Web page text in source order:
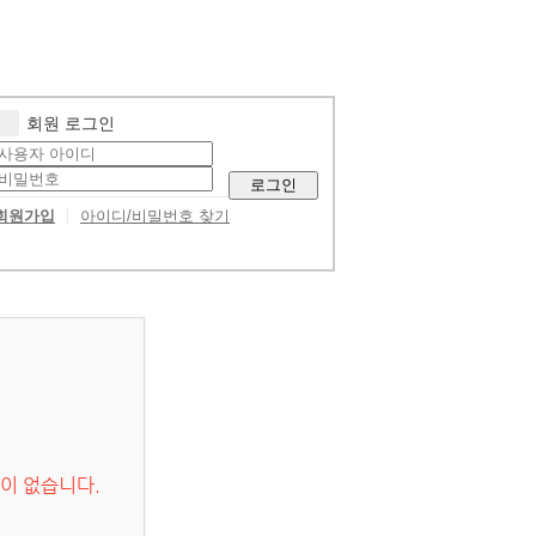
회원 로그인
로그인
원가입
아이디/비밀번호 찾기
없습니다.